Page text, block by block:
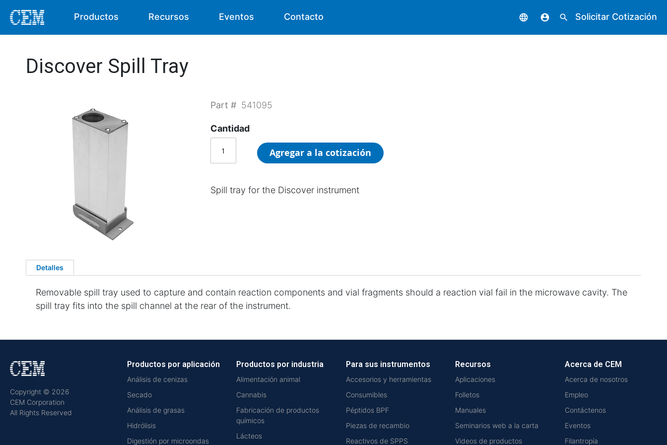
Productos Recursos Eventos Contacto language account_circle search Solicitar Cotización
Discover Spill Tray
Part # 541095
Cantidad
Agregar a la cotización
Spill tray for the Discover instrument
Detalles
Removable spill tray used to capture and contain reaction components and vial fragments should a reaction vial fail in the microwave cavity. The
spill tray fits into the spill channel at the rear of the instrument.
Copyright © 2026
CEM Corporation
All Rights Reserved
Productos por aplicación
Análisis de cenizas
Secado
Análisis de grasas
Hidrólisis
Digestión por microondas
Productos por industria
Alimentación animal
Cannabis
Fabricación de productos
químicos
Lácteos
Para sus instrumentos
Accesorios y herramientas
Consumibles
Péptidos BPF
Piezas de recambio
Reactivos de SPPS
Recursos
Aplicaciones
Folletos
Manuales
Seminarios web a la carta
Videos de productos
Acerca de CEM
Acerca de nosotros
Empleo
Contáctenos
Eventos
Filantropía